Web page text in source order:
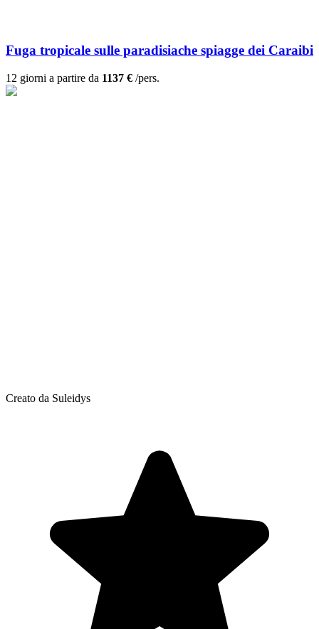
Fuga tropicale sulle paradisiache spiagge dei Caraibi
12 giorni a partire da 1137 € /pers.
Creato da Suleidys